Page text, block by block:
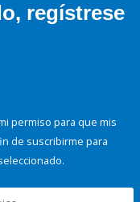
regístrese
permiso para que mis
de suscribirme para